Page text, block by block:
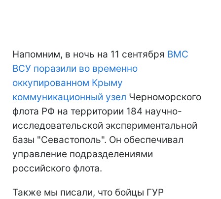
Напомним, в ночь на 11 сентября ВМС
ВСУ поразили во временно
оккупированном Крыму
коммуникационный узел Черноморского
флота РФ на территории 184 научно-
исследовательской экспериментальной
базы "Севастополь". Он обеспечивал
управление подразделениями
российского флота.
Также мы писали, что бойцы ГУР